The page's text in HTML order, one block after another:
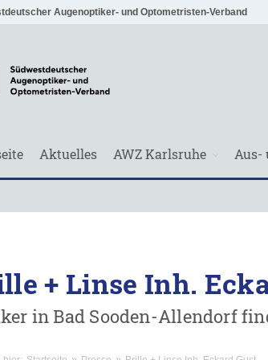
Augenoptiker- und Optometristen-Verband
Aktuelles AWZ Karlsruhe Aus-
+ Linse Inh.
in Bad Sooden-Allendorf